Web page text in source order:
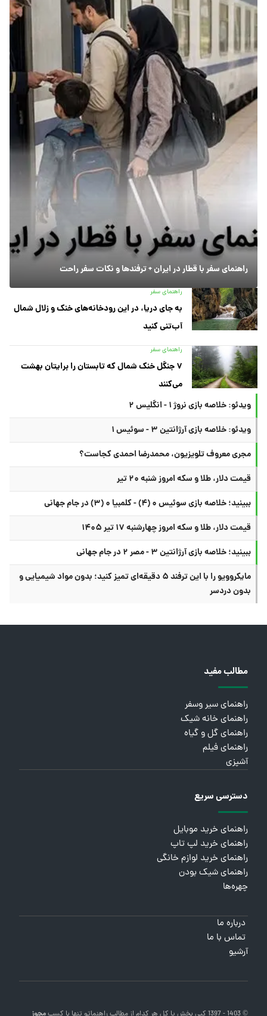
راهنمای سفر با قطار در ایران + ترفندها و نکات سفر راحت
راهنمای سفر
به جای دریا، در این رودخانه‌های خنک و زلال شمال
آب‌تنی کنید
راهنمای سفر
۷ جنگل خنک شمال که تابستان را برایتان بهشت
می‌کنند
ویدئو: خلاصه بازی نروژ ۱ - انگلیس ۲
ویدئو: خلاصه بازی آرژانتین ۳ - سوئیس ۱
مجری معروف تلویزیون، محمدرضا احمدی کجاست؟
قیمت دلار، طلا و سکه امروز شنبه ۲۰ تیر
ببینید؛ خلاصه بازی سوئیس ۰ (۴) - کلمبیا ۰ (۳) در جام جهانی
قیمت دلار، طلا و سکه امروز چهارشنبه ۱۷ تیر ۱۴۰۵
ببینید؛ خلاصه بازی آرژانتین ۳ - مصر ۲ در جام جهانی
مایکروویو را با این ترفند ۵ دقیقه‌ای تمیز کنید؛ بدون مواد شیمیایی و
بدون دردسر
مطالب مفید
راهنمای سیر وسفر
راهنمای خانه شیک
راهنمای گل و گیاه
راهنمای فیلم
آشپزی
دسترسی سریع
راهنمای خرید موبایل
راهنمای خرید لپ تاپ
راهنمای خرید لوازم خانگی
راهنمای شیک بودن
چهره‌ها
درباره ما
تماس با ما
آرشیو